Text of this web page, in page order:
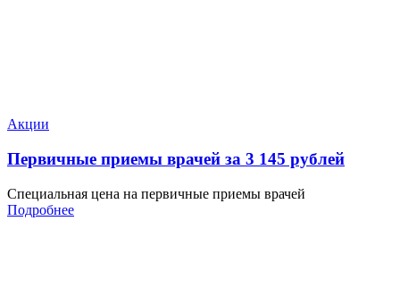
Акции
Первичные приемы врачей за 3 145 рублей
Специальная цена на первичные приемы врачей
Подробнее